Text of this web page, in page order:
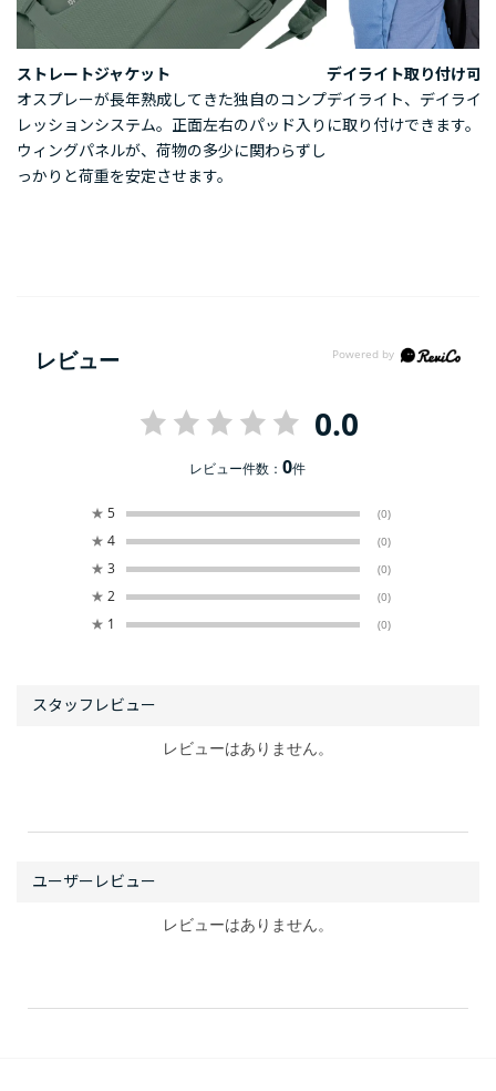
ストレートジャケット
オスプレーが長年熟成してきた独自のコンプ
レッションシステム。正面左右のパッド入り
ウィングパネルが、荷物の多少に関わらずし
っかりと荷重を安定させます。
デイライト取り付け可能
デイライト、デイライ
に取り付けできます。
レビュー
0.0
レビュー件数：0件
★ 5 (0)
★ 4 (0)
★ 3 (0)
★ 2 (0)
★ 1 (0)
レビューはありません。
レビューはありません。